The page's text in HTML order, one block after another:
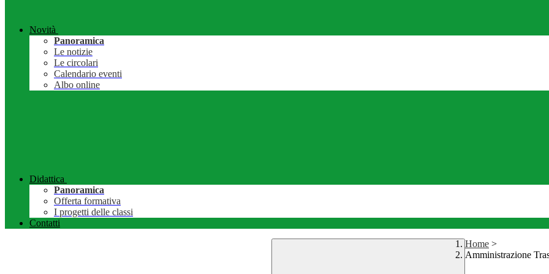
Novità
Panoramica
Le notizie
Le circolari
Calendario eventi
Albo online
Didattica
Panoramica
Offerta formativa
I progetti delle classi
Contatti
Home >
Amministrazione